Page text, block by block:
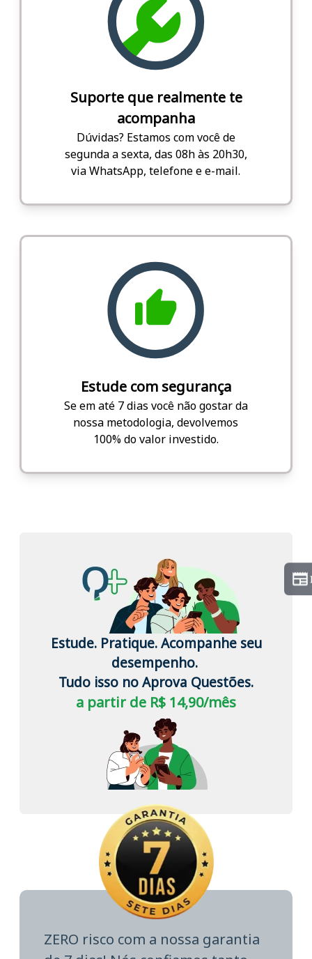
Suporte que realmente te
acompanha
Dúvidas? Estamos com você de
segunda a sexta, das 08h às 20h30,
via WhatsApp, telefone e e-mail.
Estude com segurança
Se em até 7 dias você não gostar da
nossa metodologia, devolvemos
100% do valor investido.
Estude. Pratique. Acompanhe seu
desempenho.
Tudo isso no Aprova Questões.
a partir de R$ 14,90/mês
ZERO risco com a nossa garantia